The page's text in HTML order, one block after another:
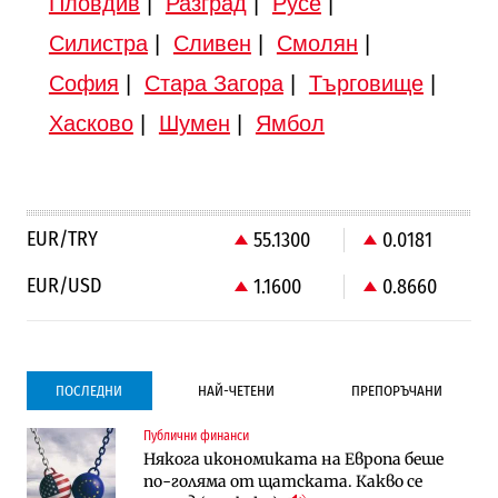
Силистра| Сливен Смолян
София
Стара Загора| Търговище|
Хасково| Шумен Ямбол
EUR/TRY 55.1300
0.0181
EUR/USD
1.1600 0.8660
ПОСЛЕДНИ НАЙ-ЧЕТЕНИ ПРЕПОРЪЧАНИ
Публични финанси
Някога икономиката на Европа беше
по-голяма от щатската. Какво се
Градоустройство
Столична община избра изпълнител за
преместването на трамвайното
Компании
Vivacom предлага над 150 устройства с
90% отстъпка през август